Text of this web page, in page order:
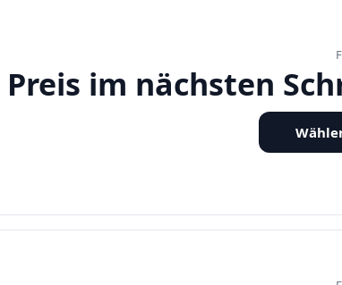
Preis im nächsten